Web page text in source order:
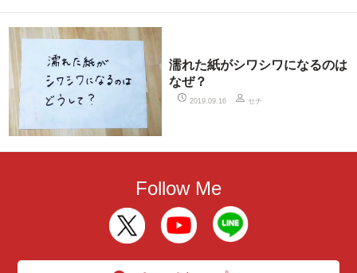
濡れた紙がシワシワになるのは
なぜ？
2019.09.16 セチ
Follow Me